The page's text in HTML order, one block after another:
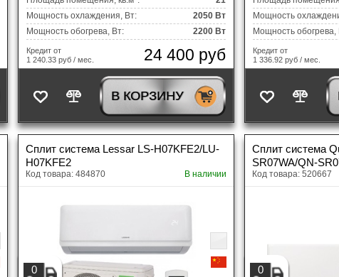
AV-ресиверы
Мощность охлаждения, Вт:
2050 Вт
Мощность обогрева, Вт:
2200 Вт
Кредит от
1 240.33 руб / мес.
24 400 руб
В КОРЗИНУ
Мощность
Мощность обогрева,
Кредит от
1 336.92 руб / мес.
Сплит система Lessar LS-H07KFE2/LU-
H07KFE2
Код товара: 484870 В наличии
0
Сплит система
SR07WA/QN-
Код товара: 520667
0